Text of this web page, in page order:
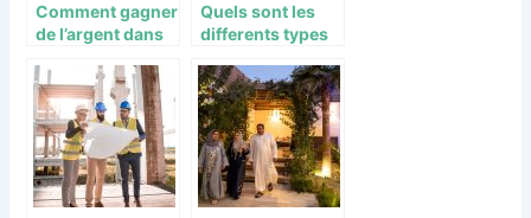
Comment gagner
de l’argent dans
investissement
direct ?
Quels sont les
differents types
ligne ?